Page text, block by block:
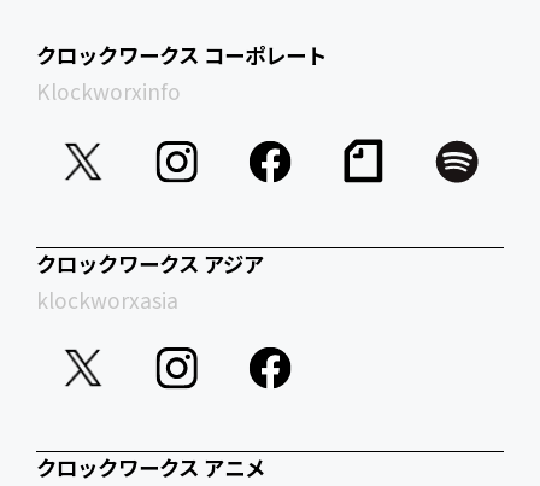
クロックワークス コーポレート
Klockworxinfo
クロックワークス アジア
klockworxasia
クロックワークス アニメ